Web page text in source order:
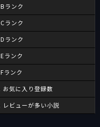
Bランク
Cランク
Dランク
Eランク
Fランク
お気に入り登録数
レビューが多い小説